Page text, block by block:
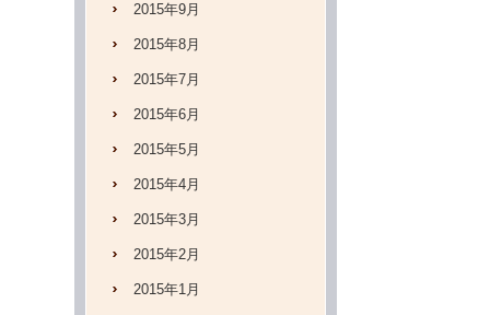
2015年9月
2015年8月
2015年7月
2015年6月
2015年5月
2015年4月
2015年3月
2015年2月
2015年1月